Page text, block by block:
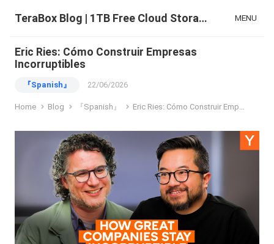
TeraBox Blog | 1TB Free Cloud Storage & All-in-One AI Space MENU
Eric Ries: Cómo Construir Empresas
Incorruptibles
『Spanish』 22/06/2026
Home Blog 『Spanish』 Eric Ries: Cómo Construir Empresas Incorruptibles